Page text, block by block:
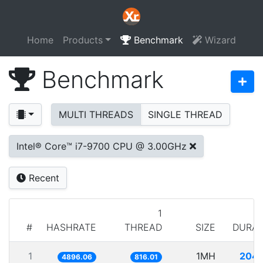
Home Products Benchmark Wizard
Benchmark
MULTI THREADS SINGLE THREAD
Intel® Core™ i7-9700 CPU @ 3.00GHz
Recent
# HASHRATE
1
THREAD
SIZE
1 4896.06 816.01 1MH